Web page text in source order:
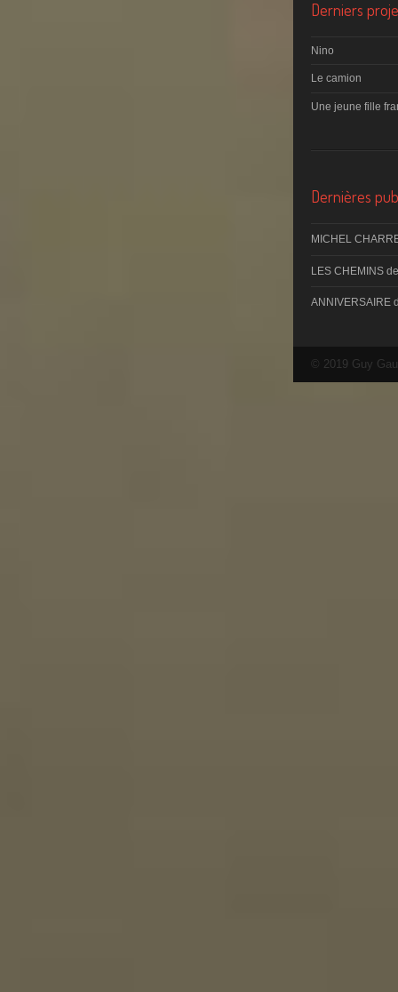
Derniers
Nino
Le camion
Une jeune fille
Dernières
MICHEL
LES CHEMINS
ANNIVERSAIRE
© 2019 Guy